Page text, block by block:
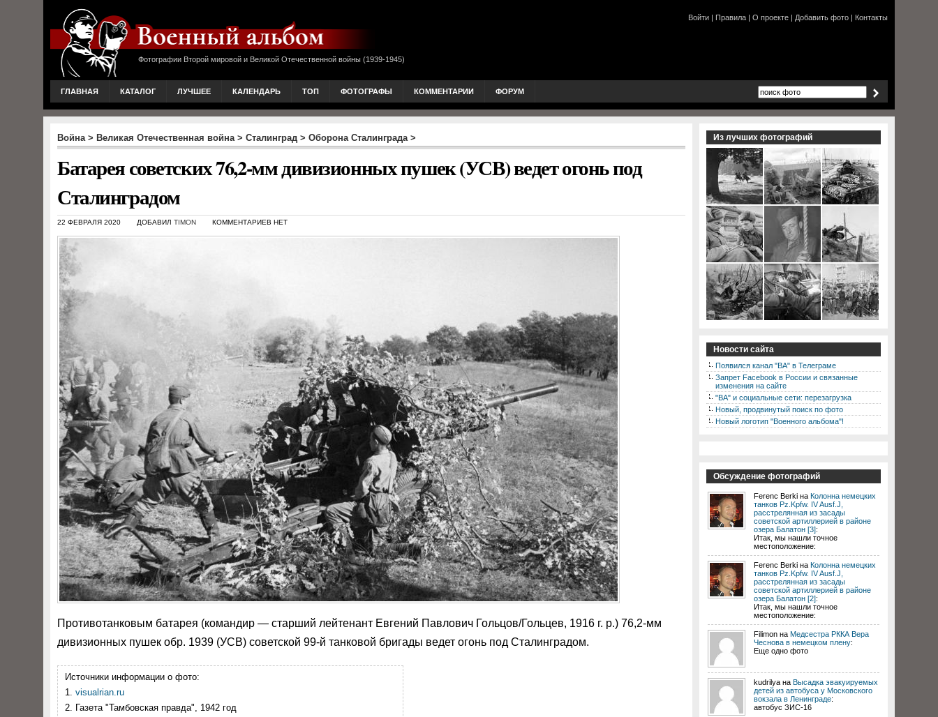
Фотографии Второй мировой и Великой Отечественной войны (1939-1945)
Войти | Правила | О проекте | Добавить фото | Контакты
ГЛАВНАЯ КАТАЛОГ ЛУЧШЕЕ КАЛЕНДАРЬ ТОП ФОТОГРАФЫ КОММЕНТАРИИ ФОРУМ
Война> Великая Отечественная война> Сталинград > Оборона Сталинграда>
Батарея советских 76,2-мм дивизионных пушек (УСВ) ведет огонь под
Сталинградом
22 ФЕВРАЛЯ 2020 ДОБАВИЛ TIMON КОММЕНТАРИЕВ НЕТ
Противотанковым батарея (командир — старший лейтенант Евгений Павлович Гольцов/Гольцев, 1916 г. р.) 76,2-мм
дивизионных пушек обр. 1939 (УСВ) советской 99-й танковой бригады ведет огонь под Сталинградом.
Источники информации о фото:
1. visualrian.ru
2. Газета "Тамбовская правда", 1942 год
Из лучших фотографий
Новости сайта
Появился канал "ВА" в Телеграме
Запрет Facebook в России и связанные
изменения на сайте
"ВА" и социальные сети: перезагрузка
Новый, продвинутый поиск по фото
Новый логотип "Военного альбома"!
Обсуждение фотографий
Ferenc Berki на Колонна немецких
танков Pz.Kpfw. IV Ausf.J,
расстрелянная из засады
советской артиллерией в районе
озера Балатон [3]:
Итак, мы нашли точное
местоположение:
Ferenc Berki на Колонна немецких
танков Pz.Kpfw. IV Ausf.J,
расстрелянная из засады
советской артиллерией в районе
озера Балатон [2]:
Итак, мы нашли точное
местоположение:
Filimon на Медсестра РККА Вера
Чеснова в немецком плену:
Еще одно фото
kudrilya на Высадка эвакуируемых
детей из автобуса у Московского
вокзала в Ленинграде:
автобус ЗИС-16